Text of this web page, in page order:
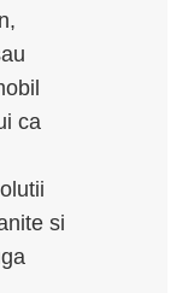
ca
si